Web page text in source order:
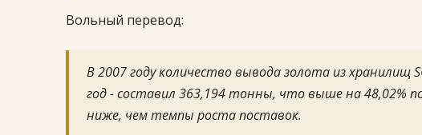
Вольный перевод:
В 2007 году количество вывода золота из хранилищ
год - составил 363,194 тонны, что выше на 48,02%
ниже, чем темпы роста поставок.